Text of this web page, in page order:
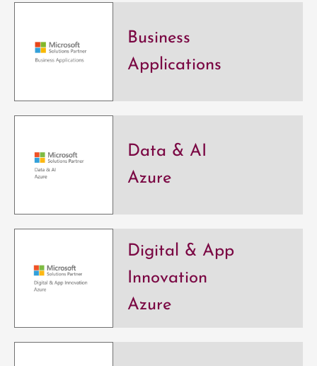
Business
Applications
Data & AI
Azure
Digital & App
Innovation
Azure